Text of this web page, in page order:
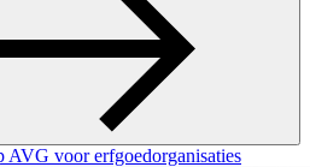
AVG voor erfgoedorganisaties